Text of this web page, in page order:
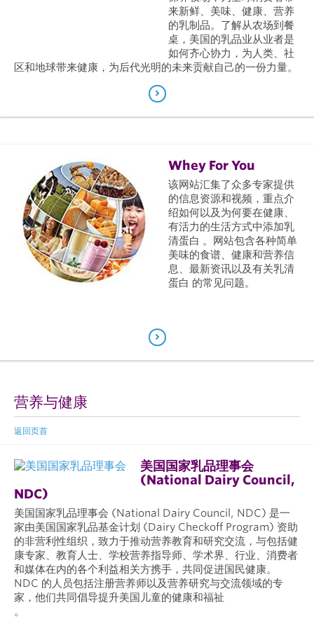
来新鲜、美味、健康、营养
的乳制品。了解从农场到餐
桌，美国的乳品业从业者是
如何齐心协力，为人类、社
区和地球带来健康，为后代光明的未来贡献自己的一份力量。
Whey For You
该网站汇集了众多专家提供
的信息资源和视频，重点介
绍如何以及为何要在健康、
有活力的生活方式中添加乳
清蛋白 。网站包含各种简单
美味的食谱、健康和营养信
息、最新资讯以及有关乳清
蛋白 的常见问题。
营养与健康
返回页首
美国国家乳品理事会
(National Dairy Council,
NDC)
美国国家乳品理事会 (National Dairy Council, NDC) 是一
家由美国国家乳品基金计划 (Dairy Checkoff Program) 资助
的非营利性组织，致力于推动营养教育和研究交流，与包括健
康专家、教育人士、学校营养指导师、学术界、行业、消费者
和媒体在内的各个利益相关方携手，共同促进国民健康。
NDC 的人员包括注册营养师以及营养研究与交流领域的专
家，他们共同倡导提升美国儿童的健康和福祉
。